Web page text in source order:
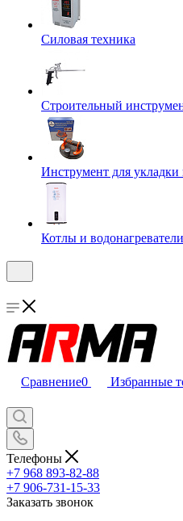
Силовая техника
Строительный
Инструмент для укладки
Котлы и водонагреватели
Сравнение0 Избранные
Телефоны
+7 968 893-82-88
+7 906-731-15-33
Заказать звонок